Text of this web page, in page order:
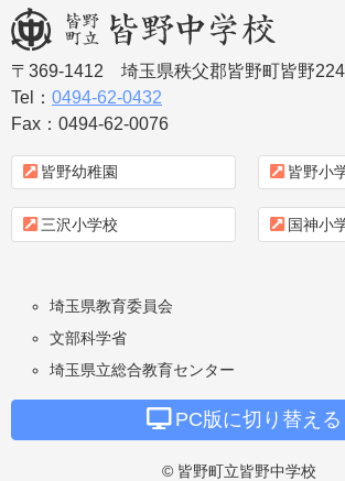
皆野町立皆野中学
校
〒369-1412 埼玉県秩父郡皆野町皆野
Tel： 0494-62-0432
Fax：0494-62-0076
皆野幼稚園 皆野小
三沢小学校 国神小
埼玉県教育委員会
文部科学省
埼玉県立総合教育センター
PC版に切り替える
© 皆野町立皆野中学校